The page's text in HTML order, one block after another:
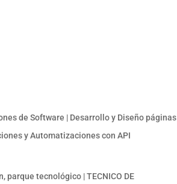
de Software | Desarrollo y Diseño páginas
y Automatizaciones con API
parque tecnológico | TECNICO DE